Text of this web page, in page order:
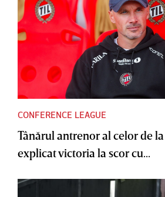
CONFERENCE LEAGUE
Tânărul antrenor al celor de
explicat victoria la scor cu...